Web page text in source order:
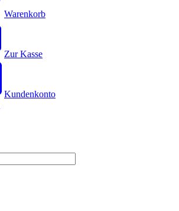
Warenkorb
Zur Kasse
Kundenkonto